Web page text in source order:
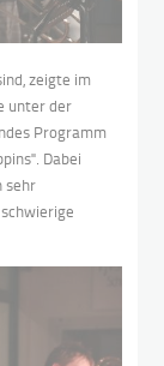
zeigte im
unter der
Programm
Dabei
sehr